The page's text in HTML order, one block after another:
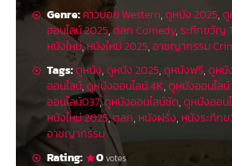
Genre:คาวบอย Western,ดูหนัง 2025,ดู
ออนไลน์ 2025,ตลก Comedy,ระทึกขวัญ
หนังใหม่,หนังใหม่ 2025,อาชญากรรม
Tags:ดูหนัง,ดูหนัง 2025,ดูหนังฟรี,ดูหนั
ออนไลน์,ดูหนังออนไลน์ 4K,ดูหนังออนไล
ออนไลน์037,ดูหนังออนไลน์ชัด,ดูหนังออน
หนังใหม่ 2025,ตลก, หนังฝรั่ง, หนังระทึก
อาชญากรรม
Rating:
0votes